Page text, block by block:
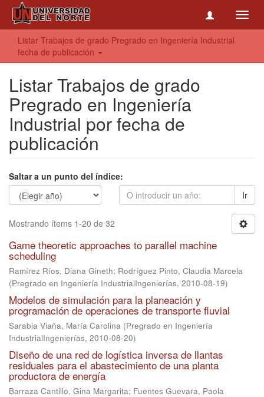
Listar Trabajos de grado Pregrado en Ingeniería Industrial
fecha de publicación
Listar Trabajos de grado
Pregrado en Ingeniería
Industrial por fecha de
publicación
Saltar a un punto del índice:
Ir
Mostrando ítems 1-20 de 32
Game theoretic approaches to parallel machine
scheduling
Ramírez Ríos, Diana Gineth; Rodríguez Pinto, Claudia Marcela
(Pregrado en Ingeniería IndustrialIngenierías, 2010-08-19)
Modelos de simulación para la planeación y
programación de operaciones de transporte fluvial
Sarabia Viaña, María Carolina (Pregrado en Ingeniería
IndustrialIngenierías, 2010-08-20)
Diseño de una red de logística inversa de llantas
residuales para el abastecimiento de una planta
productora de energía
Barraza Cantillo, Gina Margarita; Fuentes Guevara, Paola